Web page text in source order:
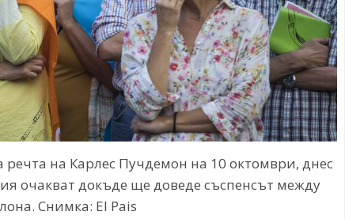
на Карлес Пучдемон на 10 октомври, днес
очакват докъде ще доведе съспенсът между
Снимка: El Pais